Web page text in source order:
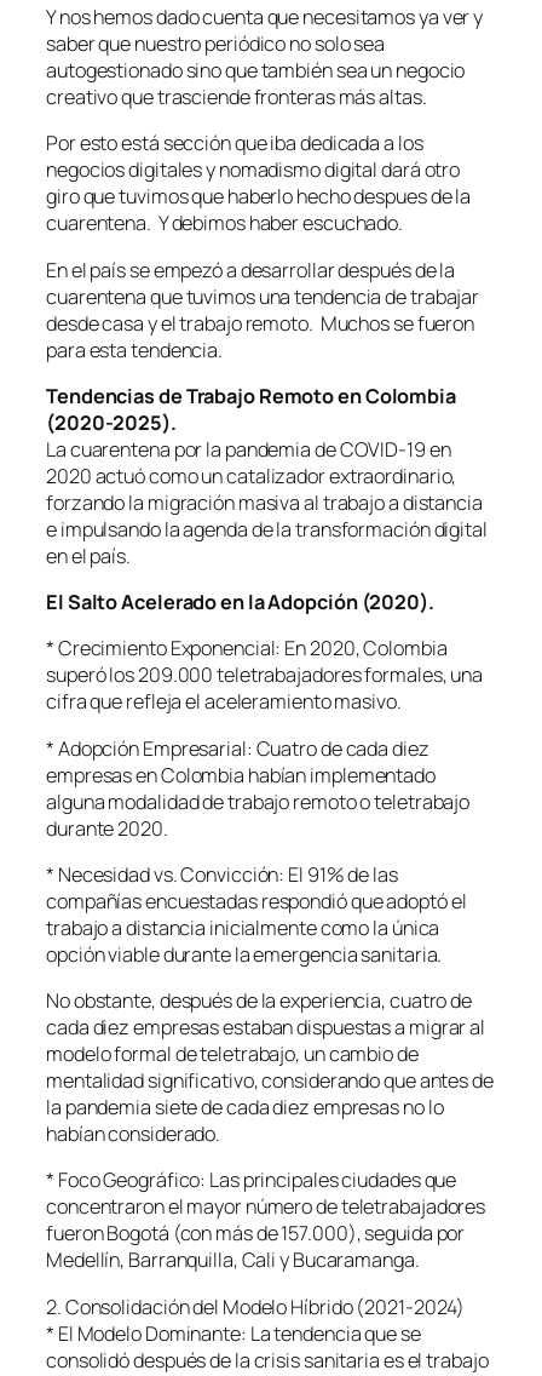
Y nos hemos dado cuenta que necesitamos ya ver y
saber que nuestro periódico no solo sea
autogestionado sino que también sea un negocio
creativo que trasciende fronteras más altas.
Por esto está sección que iba dedicada a los
negocios digitales y nomadismo digital dará otro
giro que tuvimos que haberlo hecho despues de la
cuarentena. Y debimos haber escuchado.
En el país se empezó a desarrollar después de la
cuarentena que tuvimos una tendencia de trabajar
desde casa y el trabajo remoto. Muchos se fueron
para esta tendencia.
Tendencias de Trabajo Remoto en Colombia
(2020-2025).
La cuarentena por la pandemia de COVID-19 en
2020 actuó como un catalizador extraordinario,
forzando la migración masiva al trabajo a distancia
e impulsando la agenda de la transformación digital
en el país.
El Salto Acelerado en la Adopción (2020).
* Crecimiento Exponencial: En 2020, Colombia
superó los 209.000 teletrabajadores formales, una
cifra que refleja el aceleramiento masivo.
* Adopción Empresarial: Cuatro de cada diez
empresas en Colombia habían implementado
alguna modalidad de trabajo remoto o teletrabajo
durante 2020.
* Necesidad vs. Convicción: El 91% de las
compañías encuestadas respondió que adoptó el
trabajo a distancia inicialmente como la única
opción viable durante la emergencia sanitaria.
No obstante, después de la experiencia, cuatro de
cada diez empresas estaban dispuestas a migrar al
modelo formal de teletrabajo, un cambio de
mentalidad significativo, considerando que antes de
la pandemia siete de cada diez empresas no lo
habían considerado.
* Foco Geográfico: Las principales ciudades que
concentraron el mayor número de teletrabajadores
fueron Bogotá (con más de 157.000), seguida por
Medellín, Barranquilla, Cali y Bucaramanga.
2. Consolidación del Modelo Híbrido (2021-2024)
* El Modelo Dominante: La tendencia que se
consolidó después de la crisis sanitaria es el trabajo